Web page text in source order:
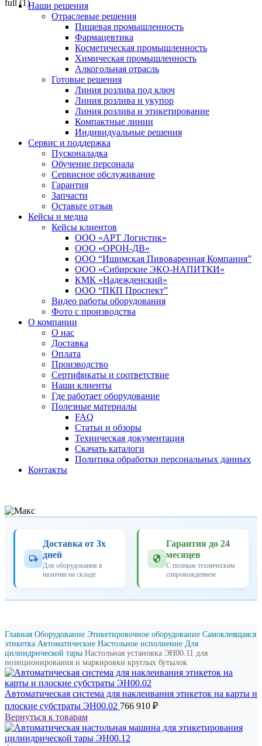
Наши решения
Отраслевые решения
Пищевая промышленность
Фармацевтика
Косметическая промышленность
Химическая промышленность
Алкогольная отрасль
Готовые решения
Линия розлива под ключ
Линия розлива и укупор
Линия розлива и этикетирование
Компактные линии
Индивидуальные решения
Сервис и поддержка
Пусконаладка
Обучение персонала
Сервисное обслуживание
Гарантия
Запчасти
Оставьте отзыв
Кейсы и медиа
Кейсы клиентов
ООО «АРТ Логистик»
ООО «ОРОН-ДВ»
ООО “Ишимская Пивоваренная Компания”
ООО «Сибирские ЭКО-НАПИТКИ»
КМК «Надежденский»
ООО “ПКП Проспект”
Видео работы оборудования
Фото с производства
О компании
О нас
Доставка
Оплата
Производство
Сертификаты и соответствие
Наши клиенты
Где работает оборудование
Полезные материалы
FAQ
Статьи и обзоры
Техническая документация
Скачать каталоги
Политика обработки персональных данных
Контакты
Доставка от 3х
дней
Для оборудования в
наличии на складе
Гарантия до 24
месяцев
С полным техническим
сопровождением
Главная Оборудование Этикетировочное оборудование Самоклеящаяся
этикетка Автоматические Настольное исполнение Для
цилиндрической тары Настольная установка ЭН00.11 для
позиционирования и маркировки круглых бутылок
Автоматическая система для наклеивания этикеток на карты и
плоские субстраты ЭН00.02 766 910 ₽
Вернуться к товарам